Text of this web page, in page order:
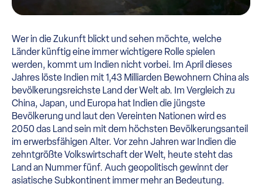
Wer in die Zukunft blickt und sehen möchte, welche
Länder künftig eine immer wichtigere Rolle spielen
werden, kommt um Indien nicht vorbei. Im April dieses
Jahres löste Indien mit 1,43 Milliarden Bewohnern China als
bevölkerungsreichste Land der Welt ab. Im Vergleich zu
China, Japan, und Europa hat Indien die jüngste
Bevölkerung und laut den Vereinten Nationen wird es
2050 das Land sein mit dem höchsten Bevölkerungsanteil
im erwerbsfähigen Alter. Vor zehn Jahren war Indien die
zehntgrößte Volkswirtschaft der Welt, heute steht das
Land an Nummer fünf. Auch geopolitisch gewinnt der
asiatische Subkontinent immer mehr an Bedeutung.